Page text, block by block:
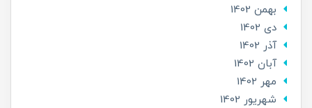
بهمن 1402
دی 1402
آذر 1402
آبان 1402
مهر 1402
شهریور 1402